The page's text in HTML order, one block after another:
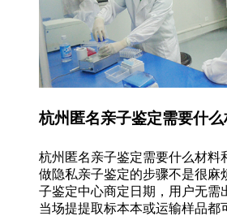
杭州匿名亲子鉴定需要什
杭州匿名亲子鉴定需要什么材料
做隐私亲子鉴定的步骤不是很麻
子鉴定中心商定日期，用户无需
当场提提取标本本或运输样品都